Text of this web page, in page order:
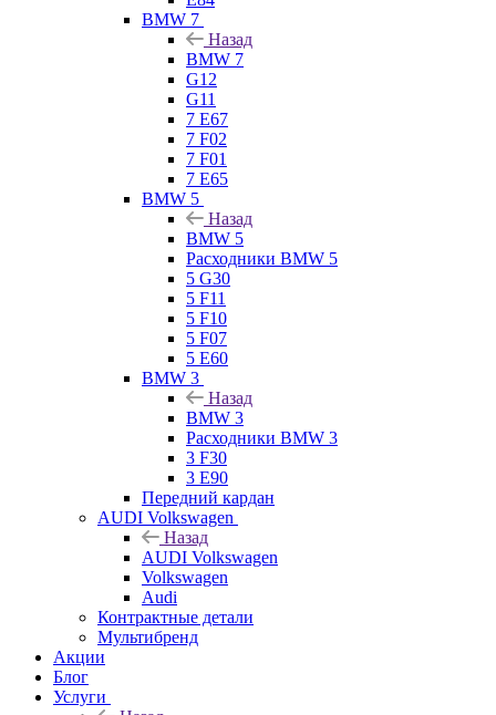
BMW 7
Назад
BMW 7
G12
G11
7 Е67
7 F02
7 F01
7 E65
BMW 5
Назад
BMW 5
Расходники BMW 5
5 G30
5 F11
5 F10
5 F07
5 E60
BMW 3
Назад
BMW 3
Расходники BMW 3
3 F30
3 E90
Передний кардан
AUDI Volkswagen
Назад
AUDI Volkswagen
Volkswagen
Audi
Контрактные детали
Мультибренд
Акции
Блог
Услуги